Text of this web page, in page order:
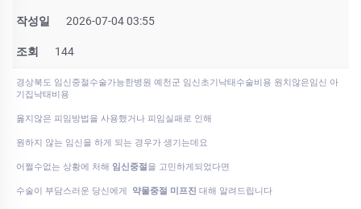
작성일 2026-07-04 03:55
조회 144
경상북도 임신중절수술가능한병원 예천군 임신초기낙태수술비용 원치않은임신 아
기집낙태비용
옳지않은 피임방법을 사용했거나 피임실패로 인해
원하지 않는 임신을 하게 되는 경우가 생기는데요
어쩔수없는 상황에 처해 임신중절을 고민하게되었다면
수술이 부담스러운 당신에게 약물중절 미프진 대해 알려드립니다